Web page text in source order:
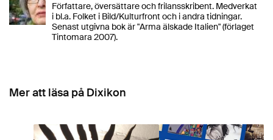
Författare, översättare och frilansskribent. Medverkat
i bl.a. Folket i Bild/Kulturfront och i andra tidningar.
Senast utgivna bok är "Arma älskade Italien" (förlaget
Tintomara 2007).
Mer att läsa på Dixikon